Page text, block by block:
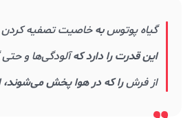
گیاه پوتوسبهخاصیت تصفیه کردن
این قدرت را دارد کهآلودگی‌ها و
از فرشرا که در هوا پخش می‌شوند،